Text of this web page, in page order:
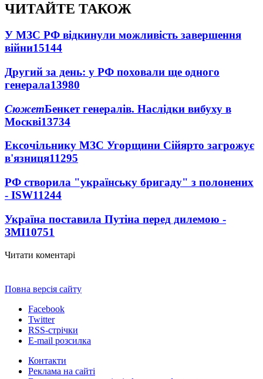
ЧИТАЙТЕ ТАКОЖ
У МЗС РФ відкинули можливість завершення
війни15144
Другий за день: у РФ поховали ще одного
генерала13980
СюжетБенкет генералів. Наслідки вибуху в
Москві13734
Ексочільнику МЗС Угорщини Сійярто загрожує
в'язниця11295
РФ створила "українську бригаду" з полонених
- ISW11244
Україна поставила Путіна перед дилемою -
ЗМІ10751
Читати коментарі
Повна версія сайту
Facebook
Twitter
RSS-стрічки
E-mail розсилка
Контакти
Реклама на сайті